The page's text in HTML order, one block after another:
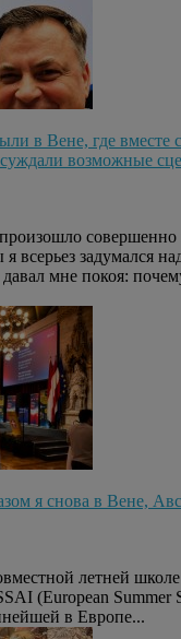
в Вене, где вместе
возможные
произошло
всерьез задумался
мне покоя:
я снова в Вене,
летней
(European
в Европе...